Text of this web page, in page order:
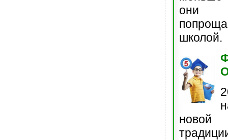
они
школой.